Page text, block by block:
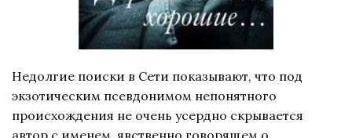
Недолгие поиски в Сети показывают, что под
экзотическим псевдонимом непонятного
происхождения не очень усердно скрывается
автор с именем, явственно говорящем о